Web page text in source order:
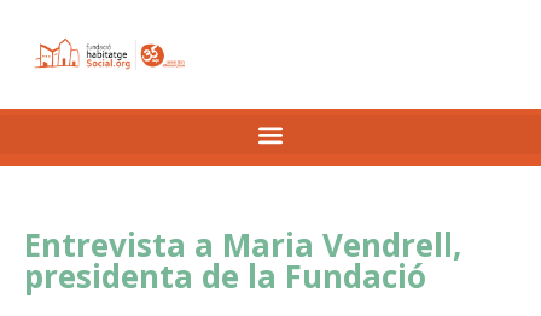
Entrevista a Maria Vendrell,
presidenta de la Fundació